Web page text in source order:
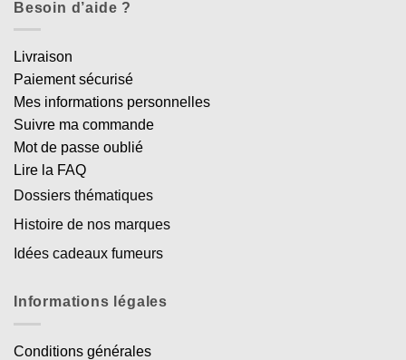
Besoin d’aide ?
Livraison
Paiement sécurisé
Mes informations personnelles
Suivre ma commande
Mot de passe oublié
Lire la FAQ
Dossiers thématiques
Histoire de nos marques
Idées cadeaux fumeurs
Informations légales
Conditions générales